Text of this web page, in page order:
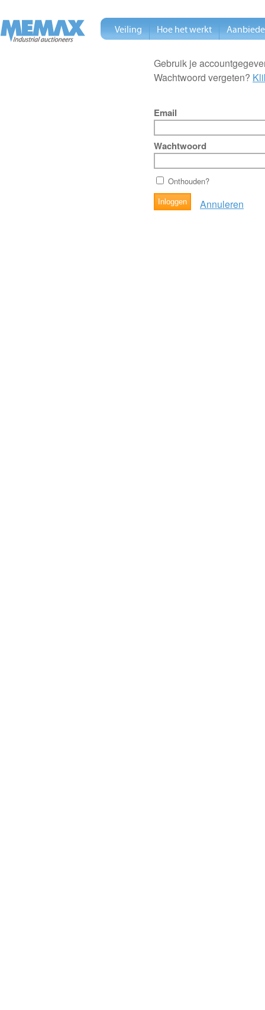
Gebruik je
Wachtwoord vergeten?
Email
Wachtwoord
Onthouden?
Annuleren
Veiling Hoe het werkt